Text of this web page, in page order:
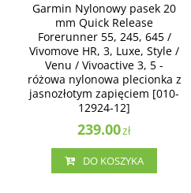
Garmin Nylonowy pasek 20
mm Quick Release
Forerunner 55, 245, 645 /
Vivomove HR, 3, Luxe, Style /
Venu / Vivoactive 3, 5 -
różowa nylonowa plecionka z
jasnozłotym zapięciem [010-
12924-12]
239.00zł
DO KOSZYKA